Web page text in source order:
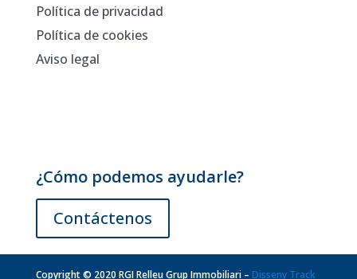
Política de privacidad
Política de cookies
Aviso legal
¿Cómo podemos ayudarle?
Contáctenos
Copyright © 2020 RGI Relleu Grup Immobiliari – Disseny Track